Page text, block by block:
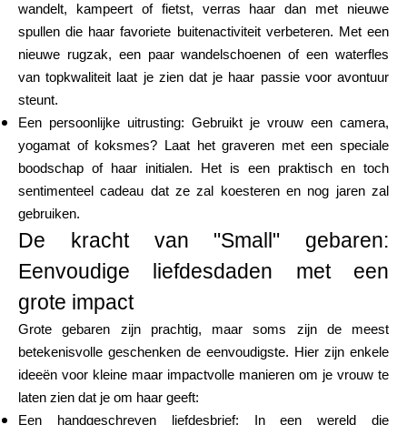
wandelt, kampeert of fietst, verras haar dan met nieuwe
spullen die haar favoriete buitenactiviteit verbeteren. Met een
nieuwe rugzak, een paar wandelschoenen of een waterfles
van topkwaliteit laat je zien dat je haar passie voor avontuur
steunt.
Een persoonlijke uitrusting: Gebruikt je vrouw een camera,
yogamat of koksmes? Laat het graveren met een speciale
boodschap of haar initialen. Het is een praktisch en toch
sentimenteel cadeau dat ze zal koesteren en nog jaren zal
gebruiken.
De kracht van "Small" gebaren:
Eenvoudige liefdesdaden met een
grote impact
Grote gebaren zijn prachtig, maar soms zijn de meest
betekenisvolle geschenken de eenvoudigste. Hier zijn enkele
ideeën voor kleine maar impactvolle manieren om je vrouw te
laten zien dat je om haar geeft:
Een handgeschreven liefdesbrief: In een wereld die